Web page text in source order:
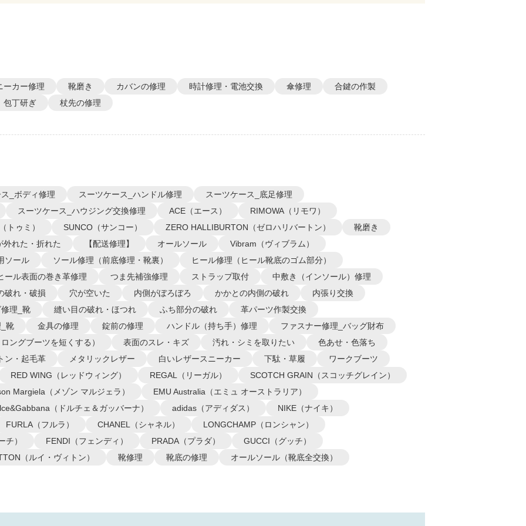
ーカー修理 靴磨き カバンの修理 時計修理・電池交換 傘修理
合鍵の作製
包丁研ぎ
杖先の修理
_ボディ修理 スーツケース_ハンドル修理
スーツケース_底足修理
スーツケース_ハウジング交換修理
ACE（エース）
RIMOWA（リモワ）
トゥミ）
SUNCO（サンコー） ZERO HALLIBURTON（ゼロハリバートン）
靴磨き
外れた・折れた
【配送修理】 オールソール
Vibram（ヴィブラム）
ソール
ソール修理（前底修理・靴裏）
ヒール修理（ヒール靴底のゴム部分）
ール表面の巻き革修理
つま先補強修理 ストラップ取付
中敷き（インソール）修理
破れ・破損
穴が空いた 内側がぼろぼろ かかとの内側の破れ
内張り交換
理_靴
縫い目の破れ・ほつれ ふち部分の破れ
革パーツ作製交換
靴
金具の修理 錠前の修理 ハンドル（持ち手）修理
ファスナー修理_バッグ財布
ングブーツを短くする）
表面のスレ・キズ 汚れ・シミを取りたい
色あせ・色落ち
ン・起毛革
メタリックレザー 白いレザースニーカー 下駄・草履
ワークブーツ
RED WING（レッドウィング）
REGAL（リーガル）
SCOTCH GRAIN（スコッチグレイン）
Margiela（メゾン マルジェラ）
EMU Australia（エミュ オーストラリア）
（ドルチェ＆ガッバーナ）
adidas（アディダス）
NIKE（ナイキ）
FURLA（フルラ）
CHANEL（シャネル）
LONGCHAMP（ロンシャン）
チ）
FENDI（フェンディ） PRADA（プラダ）
GUCCI（グッチ）
（ルイ・ヴィトン）
靴修理 靴底の修理 オールソール（靴底全交換）